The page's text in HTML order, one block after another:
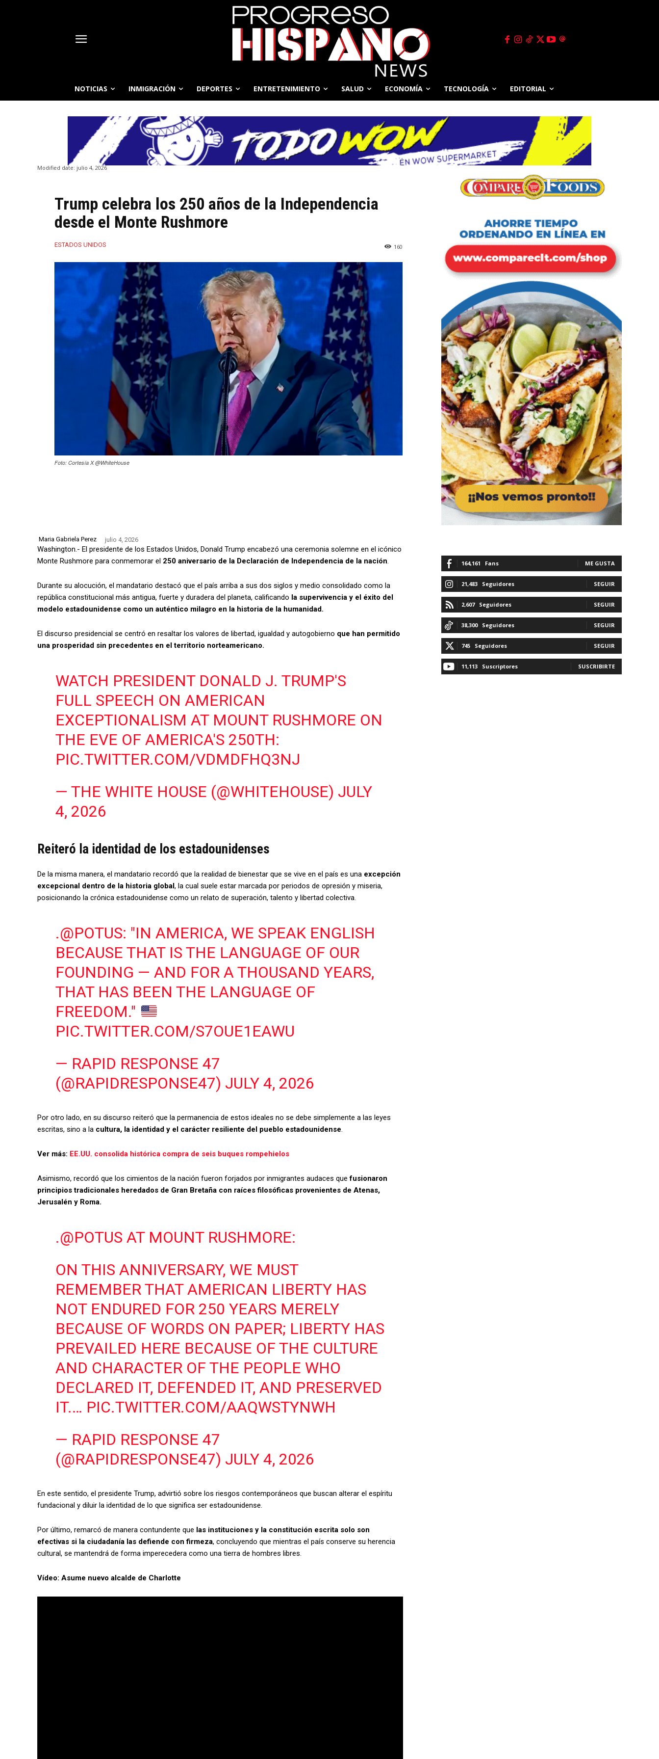
NOTICIAS INMIGRACIÓN DEPORTES ENTRETENIMIENTO SALUD ECONOMÍA TECNOLOGÍA EDITORIAL
Modified date: julio 4, 2026
Trump celebra los 250 años de la Independencia
desde el Monte Rushmore
ESTADOS UNIDOS 160
Foto: Cortesía X @WhiteHouse
Maria Gabriela Perez julio 4, 2026
Washington.- El presidente de los Estados Unidos, Donald Trump encabezó una ceremonia solemne en el icónico
Monte Rushmore para conmemorar el 250 aniversario de la Declaración de Independencia de la nación.
Durante su alocución, el mandatario destacó que el país arriba a sus dos siglos y medio consolidado como la
república constitucional más antigua, fuerte y duradera del planeta, calificando la supervivencia y el éxito del
modelo estadounidense como un auténtico milagro en la historia de la humanidad.
El discurso presidencial se centró en resaltar los valores de libertad, igualdad y autogobierno que han permitido
una prosperidad sin precedentes en el territorio norteamericano.
WATCH PRESIDENT DONALD J. TRUMP'S
FULL SPEECH ON AMERICAN
EXCEPTIONALISM AT MOUNT RUSHMORE ON
THE EVE OF AMERICA'S 250TH:
PIC.TWITTER.COM/VDMDFHQ3NJ
— THE WHITE HOUSE (@WHITEHOUSE) JULY
4, 2026
Reiteró la identidad de los estadounidenses
De la misma manera, el mandatario recordó que la realidad de bienestar que se vive en el país es una excepción
excepcional dentro de la historia global , la cual suele estar marcada por periodos de opresión y miseria,
posicionando la crónica estadounidense como un relato de superación, talento y libertad colectiva.
.@POTUS: "IN AMERICA, WE SPEAK ENGLISH
BECAUSE THAT IS THE LANGUAGE OF OUR
FOUNDING — AND FOR A THOUSAND YEARS,
THAT HAS BEEN THE LANGUAGE OF
FREEDOM."
PIC.TWITTER.COM/S7OUE1EAWU
— RAPID RESPONSE 47
(@RAPIDRESPONSE47) JULY 4, 2026
Por otro lado, en su discurso reiteró que la permanencia de estos ideales no se debe simplemente a las leyes
escritas, sino a la cultura, la identidad y el carácter resiliente del pueblo estadounidense.
Ver más: EE.UU. consolida histórica compra de seis buques rompehielos
Asimismo, recordó que los cimientos de la nación fueron forjados por inmigrantes audaces quefusionaron
principios tradicionales heredados de Gran Bretaña con raíces filosóficas provenientes de Atenas,
Jerusalén y Roma.
.@POTUS AT MOUNT RUSHMORE:
ON THIS ANNIVERSARY, WE MUST
REMEMBER THAT AMERICAN LIBERTY HAS
NOT ENDURED FOR 250 YEARS MERELY
BECAUSE OF WORDS ON PAPER; LIBERTY HAS
PREVAILED HERE BECAUSE OF THE CULTURE
AND CHARACTER OF THE PEOPLE WHO
DECLARED IT, DEFENDED IT, AND PRESERVED
IT.… PIC.TWITTER.COM/AAQWSTYNWH
— RAPID RESPONSE 47
(@RAPIDRESPONSE47) JULY 4, 2026
En este sentido, el presidente Trump, advirtió sobre los riesgos contemporáneos que buscan alterar el espíritu
fundacional y diluir la identidad de lo que significa ser estadounidense.
Por último, remarcó de manera contundente que las instituciones y la constitución escrita solo son
efectivas si la ciudadanía las defiende con firmeza, concluyendo que mientras el país conserve su herencia
cultural, se mantendrá de forma imperecedera como una tierra de hombres libres.
Vídeo: Asume nuevo alcalde de Charlotte
164,161 Fans ME GUSTA
21,483 Seguidores SEGUIR
2,607 Seguidores SEGUIR
38,300 Seguidores SEGUIR
745 Seguidores SEGUIR
11,113 Suscriptores SUSCRIBIRTE